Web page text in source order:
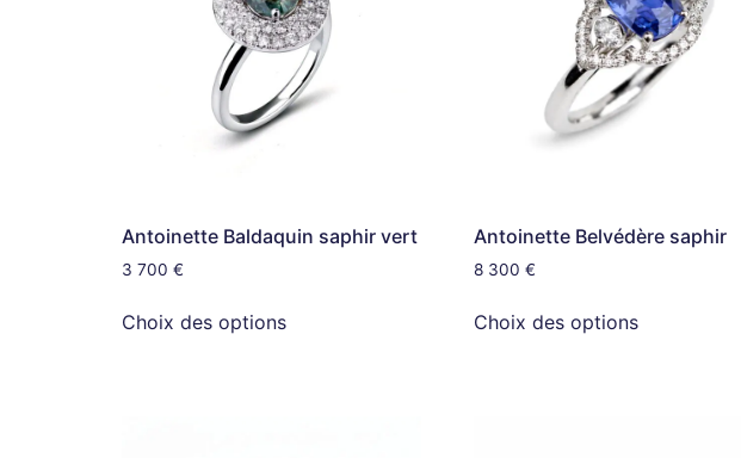
Antoinette Baldaquin saphir vert
3 700 €
Choix des options
Antoinette Belvédère saphir
8 300 €
Choix des options